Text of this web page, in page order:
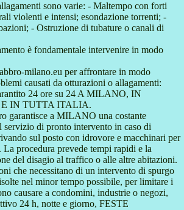
sono varie: - Maltempo con forti
violenti e intensi; esondazione torrenti; -
- Ostruzione di tubature o canali di
è fondamentale intervenire in modo
milano.eu per affrontare in modo
causati da otturazioni o allagamenti:
24 ore su 24 A MILANO, IN
IN TUTTA ITALIA.
garantisce a MILANO una costante
servizio di pronto intervento in caso di
sul posto con idrovore e macchinari per
La procedura prevede tempi rapidi e la
del disagio al traffico o alle altre abitazioni.
che necessitano di un intervento di spurgo
nel minor tempo possibile, per limitare i
causare a condomini, industrie o negozi,
24 h, notte e giorno, FESTE